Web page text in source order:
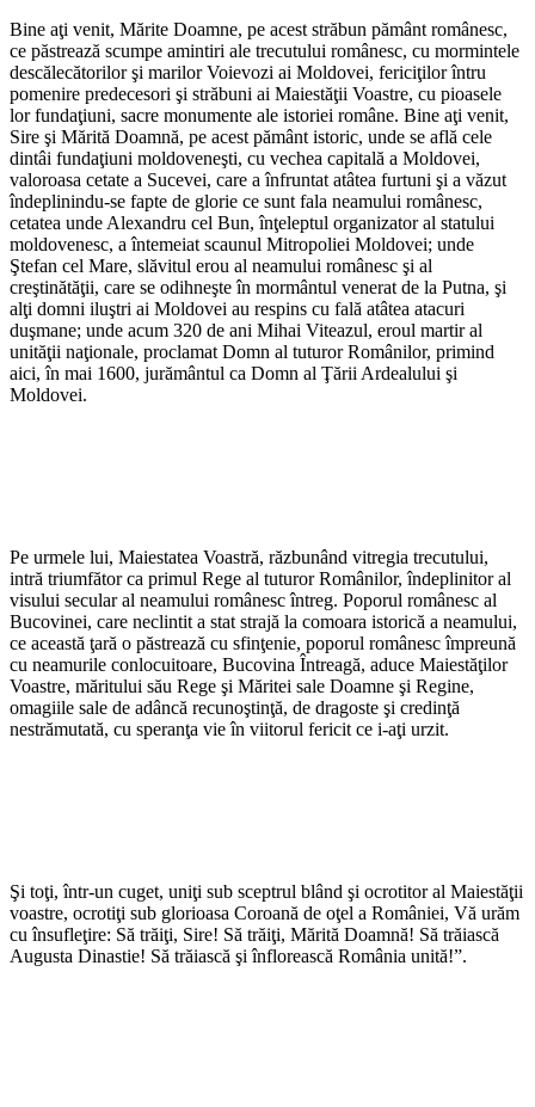
Bine aţi venit, Mărite Doamne, pe acest străbun pământ românesc,
ce păstrează scumpe amintiri ale trecutului românesc, cu mormintele
descălecătorilor şi marilor Voievozi ai Moldovei, fericiţilor întru
pomenire predecesori şi străbuni ai Maiestăţii Voastre, cu pioasele
lor fundaţiuni, sacre monumente ale istoriei române. Bine aţi venit,
Sire şi Mărită Doamnă, pe acest pământ istoric, unde se află cele
dintâi fundaţiuni moldoveneşti, cu vechea capitală a Moldovei,
valoroasa cetate a Sucevei, care a înfruntat atâtea furtuni şi a văzut
îndeplinindu-se fapte de glorie ce sunt fala neamului românesc,
cetatea unde Alexandru cel Bun, înţeleptul organizator al statului
moldovenesc, a întemeiat scaunul Mitropoliei Moldovei; unde
Ştefan cel Mare, slăvitul erou al neamului românesc şi al
creştinătăţii, care se odihneşte în mormântul venerat de la Putna, şi
alţi domni iluştri ai Moldovei au respins cu fală atâtea atacuri
duşmane; unde acum 320 de ani Mihai Viteazul, eroul martir al
unităţii naţionale, proclamat Domn al tuturor Românilor, primind
aici, în mai 1600, jurământul ca Domn al Ţării Ardealului şi
Moldovei.
Pe urmele lui, Maiestatea Voastră, răzbunând vitregia trecutului,
intră triumfător ca primul Rege al tuturor Românilor, îndeplinitor al
visului secular al neamului românesc întreg. Poporul românesc al
Bucovinei, care neclintit a stat strajă la comoara istorică a neamului,
ce această ţară o păstrează cu sfinţenie, poporul românesc împreună
cu neamurile conlocuitoare, Bucovina Întreagă, aduce Maiestăţilor
Voastre, măritului său Rege şi Măritei sale Doamne şi Regine,
omagiile sale de adâncă recunoştinţă, de dragoste şi credinţă
nestrămutată, cu speranţa vie în viitorul fericit ce i-aţi urzit.
Şi toţi, într-un cuget, uniţi sub sceptrul blând şi ocrotitor al Maiestăţii
voastre, ocrotiţi sub glorioasa Coroană de oţel a României, Vă urăm
cu însufleţire: Să trăiţi, Sire! Să trăiţi, Mărită Doamnă! Să trăiască
Augusta Dinastie! Să trăiască şi înflorească România unită!”.